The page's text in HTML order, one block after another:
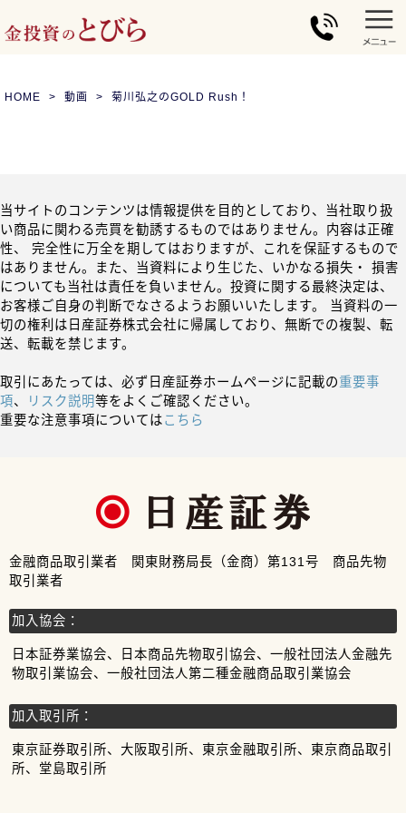
HOME 動画 菊川弘之のGOLD Rush！
当サイトのコンテンツは情報提供を目的としており、当社取り扱
い商品に関わる売買を勧誘するものではありません。内容は正確
性、 完全性に万全を期してはおりますが、これを保証するもので
はありません。また、当資料により生じた、いかなる損失・ 損害
についても当社は責任を負いません。投資に関する最終決定は、
お客様ご自身の判断でなさるようお願いいたします。 当資料の一
切の権利は日産証券株式会社に帰属しており、無断での複製、転
送、転載を禁じます。
取引にあたっては、必ず日産証券ホームページに記載の重要事
項、 リスク説明等をよくご確認ください。
重要な注意事項についてはこちら
金融商品取引業者 関東財務局長（金商）第131号 商品先物
取引業者
加入協会：
日本証券業協会、日本商品先物取引協会、一般社団法人金融先
物取引業協会、一般社団法人第二種金融商品取引業協会
加入取引所：
東京証券取引所、大阪取引所、東京金融取引所、東京商品取引
所、堂島取引所